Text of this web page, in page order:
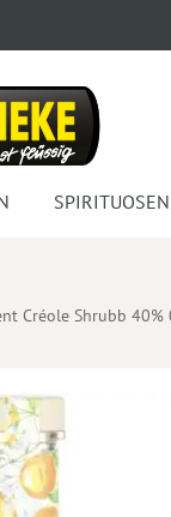
SPIRITUOSEN
Créole Shrubb 40%